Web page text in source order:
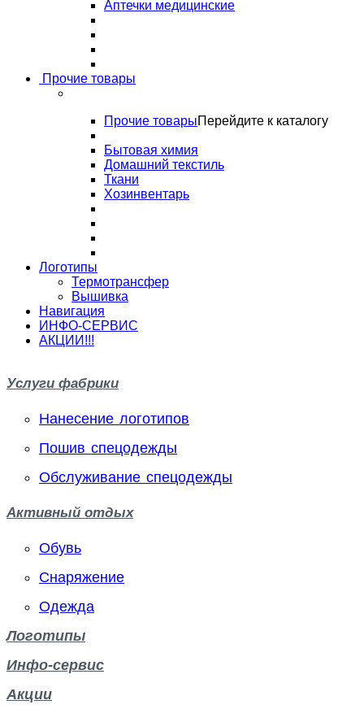
Аптечки медицинские
Прочие товары
Прочие товарыПерейдите к каталогу
Бытовая химия
Домашний текстиль
Ткани
Хозинвентарь
Логотипы
Термотрансфер
Вышивка
Навигация
ИНФО-СЕРВИС
АКЦИИ!!!
Услуги фабрики
Нанесение логотипов
Пошив спецодежды
Обслуживание спецодежды
Активный отдых
Обувь
Снаряжение
Одежда
Логотипы
Инфо-сервис
Акции